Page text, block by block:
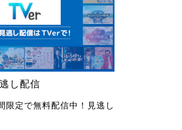
し配信
限定で無料配信中！見逃し